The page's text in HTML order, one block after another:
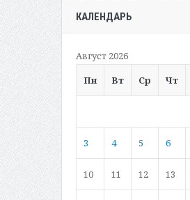
КАЛЕНДАРЬ
Август 2026
Пн
Вт Ср Чт
3 4 5 6
10 11 12 13